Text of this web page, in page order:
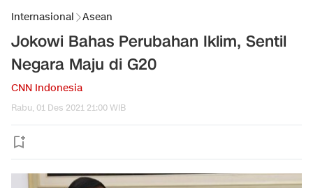
Internasional Asean
Jokowi Bahas Perubahan Iklim, Sentil
Negara Maju di G20
CNN Indonesia
Rabu, 01 Des 2021 21:00 WIB